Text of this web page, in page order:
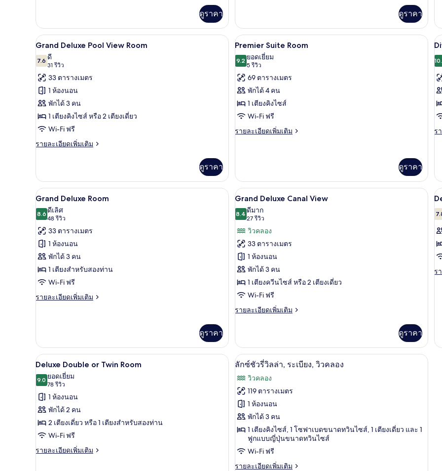
Deluxe
Room
With
Pool
View
ดูราคา ดูราคา
เกี่
กับ
เปิด
ภาพถ่าย
ทั้งหมด
ของ
Grand
Deluxe
Pool
View
Room
1 ห้องนอน, ตู้นิรภัยในห้องพัก, โต๊ะทำงาน, พื้นที่ทำงานแบบใช้แล็ปท็อป
6
Grand Deluxe Pool View Room
7.67.6 จาก 10
ดี
31 รีวิว
(31
รีวิว)
33 ตารางเมตร
1 ห้องนอน
พักได้ 3 คน
1 เตียงคิงไซส์ หรือ 2 เตียงเดี่ยว
Wi-Fi ฟรี
รายละเอียดเพิ่มเติม
ราย
เกี่ยว
กับ
Grand
Deluxe
Pool
View
Room
ดูราคา
เปิด
ภาพถ่าย
ทั้งหมด
ของ
Premier
Suite
Room
1 ห้องนอน, ตู้นิรภัยในห้องพัก, โต๊ะทำง
5
Premier Suite Room
9.29.2 จาก 10
ยอดเยี่ยม
5 รีวิว
(5
รีวิว)
69 ตารางเมตร
พักได้ 4 คน
1 เตียงคิงไซส์
Wi-Fi ฟรี
รายละเอียดเพิ่มเติม
ราย
กับ
Premier
Suite
Room
ดูราคา
เ
ภ
ทั้
ข
ร
ร
กับ
เปิด
ภาพถ่าย
ทั้งหมด
ของ
Grand
Deluxe
Room
1 ห้องนอน, ตู้นิรภัยในห้องพัก, โต๊ะทำงาน, พื้นที่ทำงานแบบใช้แล็ปท็อป
6
Grand Deluxe Room
8.68.6 จาก 10
ดีเลิศ
48 รีวิว
(48
รีวิว)
33 ตารางเมตร
1 ห้องนอน
พักได้ 3 คน
1 เตียงสำหรับสองท่าน
Wi-Fi ฟรี
รายละเอียดเพิ่มเติม
ราย
กับ
Grand
Deluxe
Room
ดูราคา
เปิด
ภาพถ่าย
ทั้งหมด
ของ
Grand
Deluxe
Canal
View
1 ห้องนอน, ตู้นิรภัยในห้องพัก, โต๊ะทำง
9
Grand Deluxe Canal View
8.48.4 จาก 10
ดีมาก
27 รีวิว
(27
รีวิว)
วิวคลอง
33 ตารางเมตร
1 ห้องนอน
พักได้ 3 คน
1 เตียงควีนไซส์ หรือ 2 เตียงเดี่ยว
Wi-Fi ฟรี
รายละเอียดเพิ่มเติม
ราย
เกี่ยว
กับ
Grand
Canal
View
ดูราคา
เ
ภ
ทั้
ข
ร
ร
เปิด
ภาพถ่าย
ทั้งหมด
ของ
Deluxe
Double
or
Twin
1 ห้องนอน, ตู้นิรภัยในห้องพัก, โต๊ะทำงาน, พื้นที่ทำงานแบบใช้แล็ปท็อป
2
Deluxe Double or Twin Room
9.09.0 จาก 10
ยอดเยี่ยม
78 รีวิว
(78
รีวิว)
1 ห้องนอน
พักได้ 2 คน
2 เตียงเดี่ยว หรือ 1 เตียงสำหรับสองท่าน
Wi-Fi ฟรี
รายละเอียดเพิ่มเติม
ราย
เปิด
ภาพถ่าย
ทั้งหมด
ของ
ลัก
ซ์ชัว
รี่
วิลล่า,
ลักซ์ชัวรี่วิลล่า, ระเบียง, วิวคลอง | 1
6
ลักซ์ชัวรี่วิลล่า, ระเบียง, วิวคลอง
วิวคลอง
119 ตารางเมตร
1 ห้องนอน
พักได้ 3 คน
1 เตียงคิงไซส์, 1 โซฟาเบดขนาดทวินไซส์, 1 เตียงเดี่ยว และ 1
ฟูกแบบญี่ปุ่นขนาดทวินไซส์
Wi-Fi ฟรี
รายละเอียดเพิ่มเติม
ราย